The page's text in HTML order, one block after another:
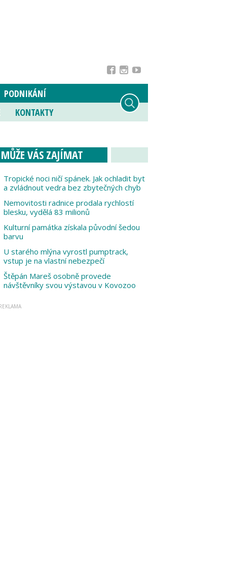
PODNIKÁNÍ
KONTAKTY
MŮŽE VÁS ZAJÍMAT
Tropické noci ničí spánek. Jak ochladit byt
a zvládnout vedra bez zbytečných chyb
Nemovitosti radnice prodala rychlostí
blesku, vydělá 83 milionů
Kulturní památka získala původní šedou
barvu
U starého mlýna vyrostl pumptrack,
vstup je na vlastní nebezpečí
Štěpán Mareš osobně provede
návštěvníky svou výstavou v Kovozoo